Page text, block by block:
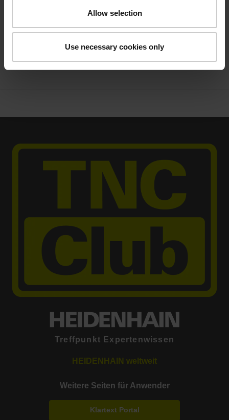
Allow selection
Use necessary cookies onlyAbsenden
Treffpunkt Expertenwissen
HEIDENHAIN weltweit
Weitere Seiten für Anwender
Klartext Portal